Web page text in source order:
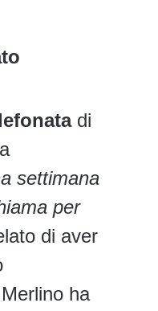
di
settimana
per
di aver
ha